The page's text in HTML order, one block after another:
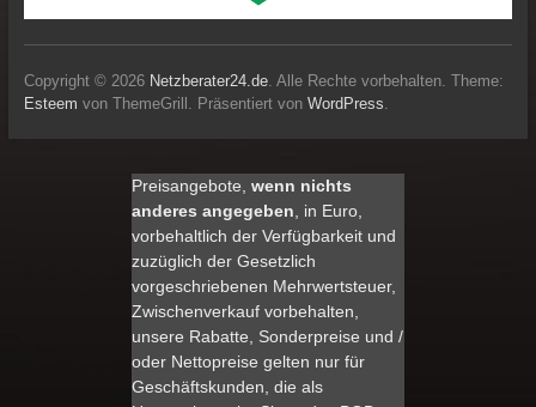
Copyright © 2026 Netzberater24.de. Alle Rechte vorbehalten. Theme:
Esteem von ThemeGrill. Präsentiert von WordPress.
Preisangebote, wenn nichts
anderes angegeben , in Euro,
vorbehaltlich der Verfügbarkeit und
zuzüglich der Gesetzlich
vorgeschriebenen Mehrwertsteuer,
Zwischenverkauf vorbehalten,
unsere Rabatte, Sonderpreise und /
oder Nettopreise gelten nur für
Geschäftskunden, die als